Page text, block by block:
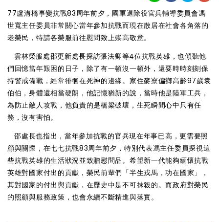
77盧溝橋事變抗戰83周年前夕，國軍退除役官兵輔導委員會馮
世寬主任委員非常關心當年參加抗戰而現在散居在社會各角落的
老榮民，特請各榮服前往慰問致上崇高敬意。
雲林榮服處邵更新處長探訪張法卿等4位抗戰英雄，也傾聽他
們回憶當年艱困的日子，除了有一頓沒一頓外，還要時時刻刻保
持警戒備戰，經常徘徊在死神的邊緣。家住麥寮偏鄉高齡97歲袁
伯伯，身體還相當硬朗，他記憶猶新的說，當時他是陸軍工兵，
為防止敵人攻戰，他負責的是橋梁破壞，生死瞬間心中只有任
務，沒有害怕。
邵處長也指出，當年參加抗戰的官兵現在年事已高，更需要照
顧與關懷，在七七抗戰83周年前夕，特別代表馮主任委員探視這
些抗戰英雄的生活狀況並致贈慰問品。希望新一代能夠緬懷抗戰
英雄對國家付出的貢獻，榮民前輩們「半生戎馬，功在國家」，
其對國家的付出與貢獻，在歷史中是不可抹殺的。而政府對榮民
的照顧與服務政策，也會永續不斷精進與落實。